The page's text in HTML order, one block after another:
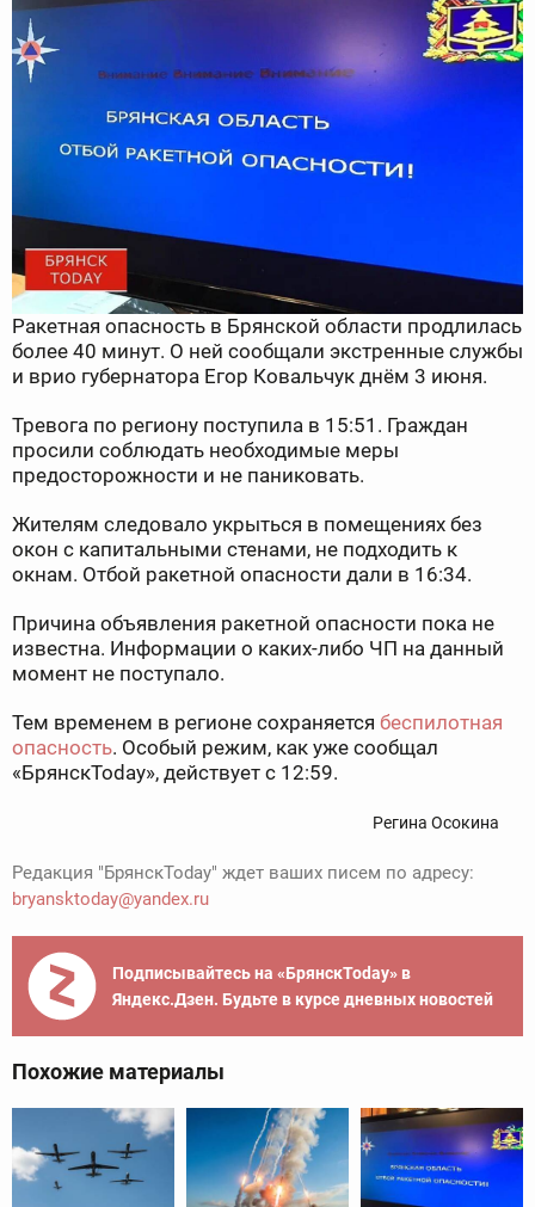
Ракетная опасность в Брянской области продлилась
более 40 минут. О ней сообщали экстренные службы
и врио губернатора Егор Ковальчук днём 3 июня.
Тревога по региону поступила в 15:51. Граждан
просили соблюдать необходимые меры
предосторожности и не паниковать.
Жителям следовало укрыться в помещениях без
окон с капитальными стенами, не подходить к
окнам. Отбой ракетной опасности дали в 16:34.
Причина объявления ракетной опасности пока не
известна. Информации о каких-либо ЧП на данный
момент не поступало.
Тем временем в регионе сохраняется беспилотная
опасность. Особый режим, как уже сообщал
«БрянскToday», действует с 12:59.
Регина Осокина
Редакция "БрянскToday" ждет ваших писем по адресу:
bryansktoday@yandex.ru
Подписывайтесь на «БрянскToday» в
Яндекс.Дзен. Будьте в курсе дневных новостей
Похожие материалы